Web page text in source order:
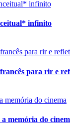
infinito
francês para rir e
memória do